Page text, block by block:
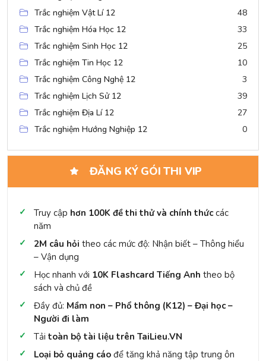
Trắc nghiệm Vật Lí 12
48
Trắc nghiệm Hóa Học 12
33
Trắc nghiệm Sinh Học 12
25
Trắc nghiệm Tin Học 12
10
Trắc nghiệm Công Nghệ 12
3
Trắc nghiệm Lịch Sử 12
39
Trắc nghiệm Địa Lí 12
27
Trắc nghiệm Hướng Nghiệp 12
0
ĐĂNG KÝ GÓI THI VIP
Truy cập hơn 100K đề thi thử và chính thứccác
năm
2M câu hỏi theo các mức độ: Nhận biết – Thông hiểu
– Vận dụng
Học nhanh với 10K Flashcard Tiếng Anh theo bộ
sách và chủ đề
Đầy đủ: Mầm non – Phổ thông (K12) – Đại học –
Người đi làm
Tải toàn bộ tài liệu trên TaiLieu.VN
Loại bỏ quảng cáo để tăng khả năng tập trung ôn